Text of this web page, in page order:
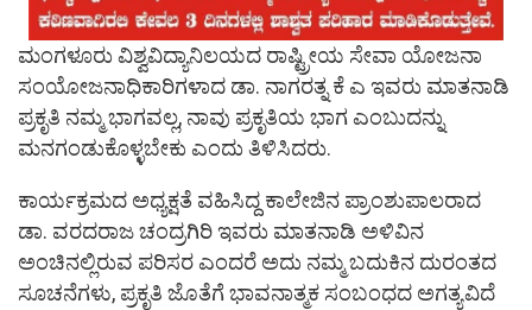
ಮಂಗಳೂರು ವಿಶ್ವವಿದ್ಯಾನಿಲಯದ ರಾಷ್ಟ್ರೀಯ ಸೇವಾ ಯೋಜನಾ
ಸಂಯೋಜನಾಧಿಕಾರಿಗಳಾದ ಡಾ. ನಾಗರತ್ನ ಕೆ ಎ ಇವರು ಮಾತನಾಡಿ
ಪ್ರಕೃತಿ ನಮ್ಮ ಭಾಗವಲ್ಲ, ನಾವು ಪ್ರಕೃತಿಯ ಭಾಗ ಎಂಬುದನ್ನು
ಮನಗಂಡುಕೊಳ್ಳಬೇಕು ಎಂದು ತಿಳಿಸಿದರು.
ಕಾರ್ಯಕ್ರಮದ ಅಧ್ಯಕ್ಷತೆ ವಹಿಸಿದ್ದ ಕಾಲೇಜಿನ ಪ್ರಾಂಶುಪಾಲರಾದ
ಡಾ. ವರದರಾಜ ಚಂದ್ರಗಿರಿ ಇವರು ಮಾತನಾಡಿ ಅಳಿವಿನ
ಅಂಚಿನಲ್ಲಿರುವ ಪರಿಸರ ಎಂದರೆ ಅದು ನಮ್ಮ ಬದುಕಿನ ದುರಂತದ
ಸೂಚನೆಗಳು, ಪ್ರಕೃತಿ ಜೊತೆಗೆ ಭಾವನಾತ್ಮಕ ಸಂಬಂಧದ ಅಗತ್ಯವಿದೆ